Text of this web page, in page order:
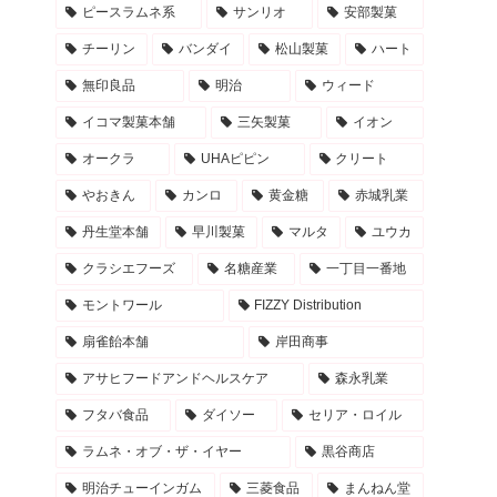
ピースラムネ系 サンリオ 安部製菓
チーリン バンダイ 松山製菓 ハート
無印良品 明治 ウィード
イコマ製菓本舗 三矢製菓 イオン
オークラ UHAピピン クリート
やおきん カンロ 黄金糖 赤城乳業
丹生堂本舗 早川製菓 マルタ ユウカ
クラシエフーズ 名糖産業 一丁目一番地
モントワール FIZZY Distribution
扇雀飴本舗 岸田商事
アサヒフードアンドヘルスケア 森永乳業
フタバ食品 ダイソー セリア・ロイル
ラムネ・オブ・ザ・イヤー 黒谷商店
明治チューインガム 三菱食品 まんねん堂